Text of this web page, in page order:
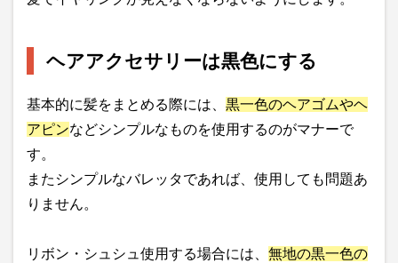
ヘアアクセサリーは黒色にする
基本的に髪をまとめる際には、 黒一色のヘアゴムやヘ
アピンなどシンプルなものを使用するのがマナーで
す。
またシンプルなバレッタであれば、使用しても問題あ
りません。
リボン・シュシュ使用する場合には、 無地の黒一色の